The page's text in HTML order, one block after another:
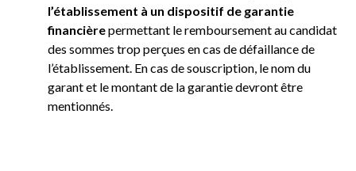
l’établissement à un dispositif de garantie
financièrepermettant le remboursement au candidat
des sommes trop perçues en cas de défaillance de
l’établissement. En cas de souscription, le nom du
garant et le montant de la garantie devront être
mentionnés.